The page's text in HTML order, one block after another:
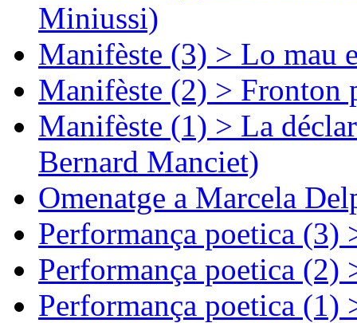
Miniussi)
Manifèste (3) > Lo mau
Manifèste (2) > Fronton
Manifèste (1) > La
Bernard Manciet)
Omenatge a Marcela
Performança poetica (3)
Performança poetica (2)
Performança poetica (1)